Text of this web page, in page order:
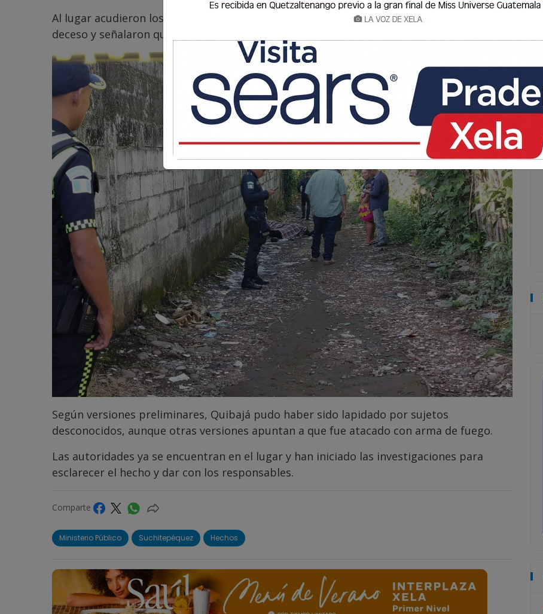
Al lugar acudieron los Bomberos Municipales Departamentales, quienes confirmaron el
deceso y señalaron que el cuerpo presentaba señales de violencia.
Según versiones preliminares, Quibajá pudo haber sido lapidado por sujetos
desconocidos, aunque otras versiones apuntan a que fue atacado con arma de fuego.
Las autoridades ya se encuentran en el lugar y han iniciado las investigaciones para
esclarecer el hecho y dar con los responsables.
Comparte
Ministerio Público Suchitepéquez Hechos